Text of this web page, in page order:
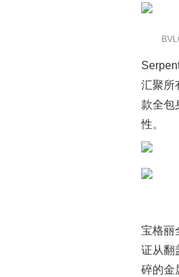
汇聚所
款全包
性。
宝格丽
证从翻
碎的金